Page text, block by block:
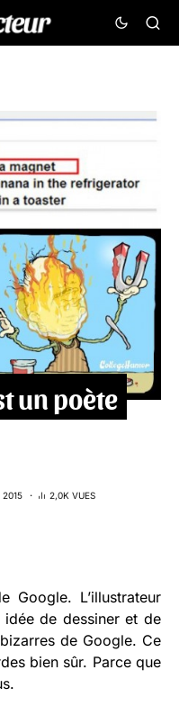
un poète
2015
2,0K VUES
Google. L’illustrateur
de dessiner et de
de Google. Ce
bien sûr. Parce que